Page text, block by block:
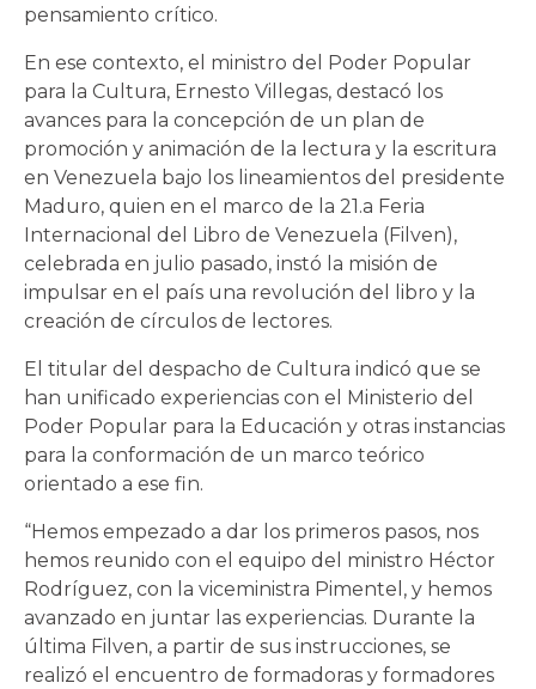
pensamiento crítico.
En ese contexto, el ministro del Poder Popular
para la Cultura, Ernesto Villegas, destacó los
avances para la concepción de un plan de
promoción y animación de la lectura y la escritura
en Venezuela bajo los lineamientos del presidente
Maduro, quien en el marco de la 21.a Feria
Internacional del Libro de Venezuela (Filven),
celebrada en julio pasado, instó la misión de
impulsar en el país una revolución del libro y la
creación de círculos de lectores.
El titular del despacho de Cultura indicó que se
han unificado experiencias con el Ministerio del
Poder Popular para la Educación y otras instancias
para la conformación de un marco teórico
orientado a ese fin.
“Hemos empezado a dar los primeros pasos, nos
hemos reunido con el equipo del ministro Héctor
Rodríguez, con la viceministra Pimentel, y hemos
avanzado en juntar las experiencias. Durante la
última Filven, a partir de sus instrucciones, se
realizó el encuentro de formadoras y formadores